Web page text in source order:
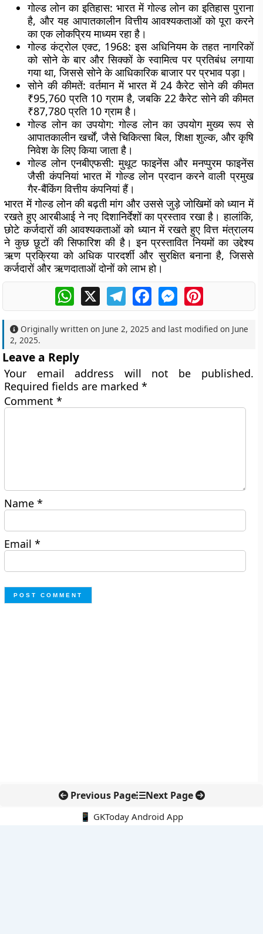
गोल्ड लोन का इतिहास: भारत में गोल्ड लोन का इतिहास पुराना
है, और यह आपातकालीन वित्तीय आवश्यकताओं को पूरा करने
का एक लोकप्रिय माध्यम रहा है।
गोल्ड कंट्रोल एक्ट, 1968: इस अधिनियम के तहत नागरिकों
को सोने के बार और सिक्कों के स्वामित्व पर प्रतिबंध लगाया
गया था, जिससे सोने के आधिकारिक बाजार पर प्रभाव पड़ा।
सोने की कीमतें: वर्तमान में भारत में 24 कैरेट सोने की कीमत
₹95,760 प्रति 10 ग्राम है, जबकि 22 कैरेट सोने की कीमत
₹87,780 प्रति 10 ग्राम है।
गोल्ड लोन का उपयोग: गोल्ड लोन का उपयोग मुख्य रूप से
आपातकालीन खर्चों, जैसे चिकित्सा बिल, शिक्षा शुल्क, और कृषि
निवेश के लिए किया जाता है।
गोल्ड लोन एनबीएफसी: मुथूट फाइनेंस और मनप्पुरम फाइनेंस
जैसी कंपनियां भारत में गोल्ड लोन प्रदान करने वाली प्रमुख
गैर-बैंकिंग वित्तीय कंपनियां हैं।
भारत में गोल्ड लोन की बढ़ती मांग और उससे जुड़े जोखिमों को ध्यान में
रखते हुए आरबीआई ने नए दिशानिर्देशों का प्रस्ताव रखा है। हालांकि,
छोटे कर्जदारों की आवश्यकताओं को ध्यान में रखते हुए वित्त मंत्रालय
ने कुछ छूटों की सिफारिश की है। इन प्रस्तावित नियमों का उद्देश्य
ऋण प्रक्रिया को अधिक पारदर्शी और सुरक्षित बनाना है, जिससे
कर्जदारों और ऋणदाताओं दोनों को लाभ हो।
WhatsApp
X TelegramFacebookMessengerPinterest
Originally written on June 2, 2025 and last modified on June
2, 2025.
Leave a Reply
Your email address will not be published.
Required fields are marked*
Comment*
Name*
Email*
Previous Page Next Page
📱 GKToday Android App